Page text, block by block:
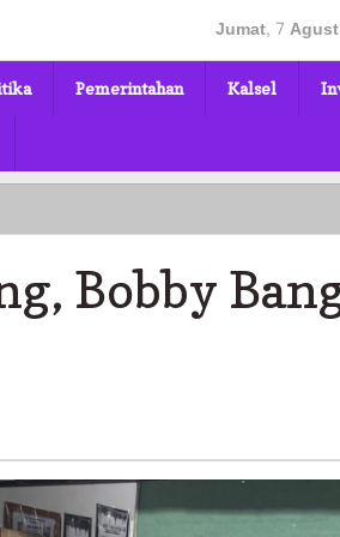
Jumat, 7
Pemerintahan Kalsel
Bobby